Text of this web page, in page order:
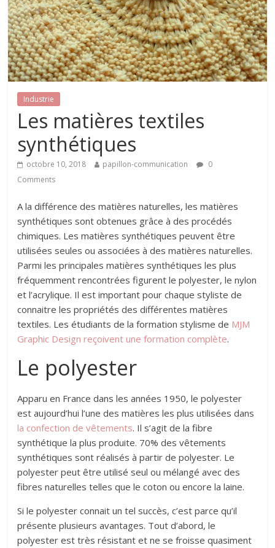
Industrie
Les matières textiles
synthétiques
octobre 10, 2018 papillon-communication
0
Comments
A la différence des matières naturelles, les matières
synthétiques sont obtenues grâce à des procédés
chimiques. Les matières synthétiques peuvent être
utilisées seules ou associées à des matières naturelles.
Parmi les principales matières synthétiques les plus
fréquemment rencontrées figurent le polyester, le nylon
et l’acrylique. Il est important pour chaque styliste de
connaitre les propriétés des différentes matières
textiles. Les étudiants de la formation stylisme de MJM
Graphic Design reçoivent une formation complète.
Le polyester
Apparu en France dans les années 1950, le polyester
est aujourd’hui l’une des matières les plus utilisées dans
la confection de vêtements. Il s’agit de la fibre
synthétique la plus produite. 70% des vêtements
synthétiques sont réalisés à partir de polyester. Le
polyester peut être utilisé seul ou mélangé avec des
fibres naturelles telles que le coton ou encore la laine.
Si le polyester connait un tel succès, c’est parce qu’il
présente plusieurs avantages. Tout d’abord, le
polyester est très résistant et ne se froisse quasiment